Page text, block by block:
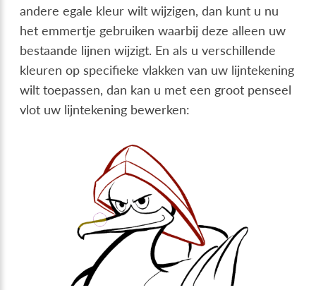
andere egale kleur wilt wijzigen, dan kunt u nu
het emmertje gebruiken waarbij deze alleen uw
bestaande lijnen wijzigt. En als u verschillende
kleuren op specifieke vlakken van uw lijntekening
wilt toepassen, dan kan u met een groot penseel
vlot uw lijntekening bewerken: